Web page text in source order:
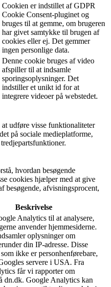
Cookien er indstillet af GDPR
Cookie Consent-pluginet og
bruges til at gemme, om brugeren
har givet samtykke til brugen af
cookies eller ej. Det gemmer
ingen personlige data.
Denne cookie bruges af video
afspiller til at indsamle
sporingsoplysninger. Det
indstiller et unikt id for at
integrere videoer på webstedet.
udføre visse funktionaliteter
på sociale medieplatforme,
hvordan besøgende
cookies hjælper med at give
besøgende, afvisningsprocent,
Beskrivelse
Analytics til at analysere,
anvender hjemmesiderne.
oplysninger om
din IP-adresse. Disse
ikke er personhenførebare,
servere i USA. Fra
får vi rapporter om
dn.dk. Google Analytics kan